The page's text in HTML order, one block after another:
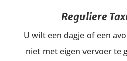
Reguliere
U wilt een dagje of een
niet met eigen vervoer te